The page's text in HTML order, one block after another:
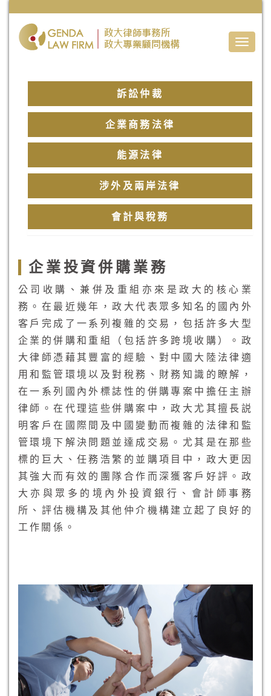
Toggle
訴訟仲裁
企業商務法律
能源法律
涉外及兩岸法律
會計與稅務
企業投資併購業務
公司收購、兼併及重組亦來是政大的核心業
務。在最近幾年，政大代表眾多知名的國內外
客戶完成了一系列複雜的交易，包括許多大型
企業的併購和重組（包括許多跨境收購）。政
大律師憑藉其豐富的經驗、對中國大陸法律適
用和監管環境以及對稅務、財務知識的瞭解，
在一系列國內外標誌性的併購專案中擔任主辦
律師。在代理這些併購案中，政大尤其擅長説
明客戶在國際間及中國變動而複雜的法律和監
管環境下解決問題並達成交易。尤其是在那些
標的巨大、任務浩繁的並購項目中，政大更因
其強大而有效的團隊合作而深獲客戶好評。政
大亦與眾多的境內外投資銀行、會計師事務
所、評估機構及其他仲介機構建立起了良好的
工作關係。